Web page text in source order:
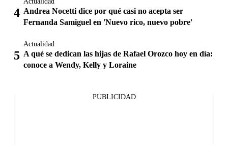
Andrea Nocetti dice por qué casi no acepta ser
Fernanda Samiguel en 'Nuevo rico, nuevo pobre'
Actualidad
A qué se dedican las hijas de Rafael Orozco hoy en día:
conoce a Wendy, Kelly y Loraine
PUBLICIDAD